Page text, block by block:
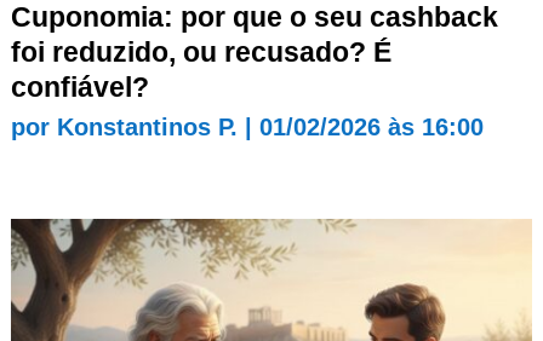
Cuponomia: por que o seu cashback
foi reduzido, ou recusado? É
confiável?
por Konstantinos P. 01/02/2026 às 16:00